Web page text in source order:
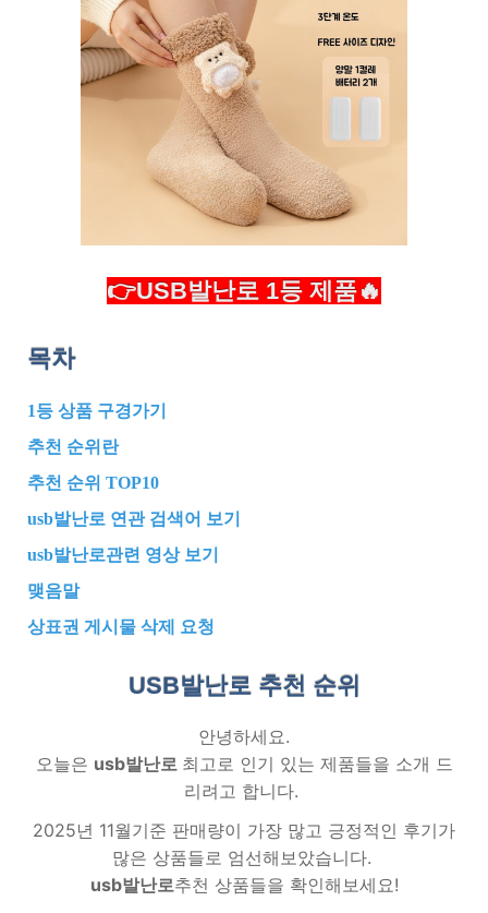
👉USB발난로 1등 제품🔥
목차
1등 상품 구경가기
추천 순위란
추천 순위 TOP10
usb발난로 연관 검색어 보기
usb발난로관련 영상 보기
맺음말
상표권 게시물 삭제 요청
USB발난로 추천 순위
안녕하세요.
오늘은 usb발난로 최고로 인기 있는 제품들을 소개 드
리려고 합니다.
2025년 11월기준 판매량이 가장 많고 긍정적인 후기가
많은 상품들로 엄선해보았습니다.
usb발난로추천 상품들을 확인해보세요!